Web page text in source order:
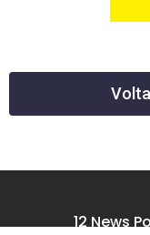
12 News